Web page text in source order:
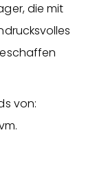
die mit
von: